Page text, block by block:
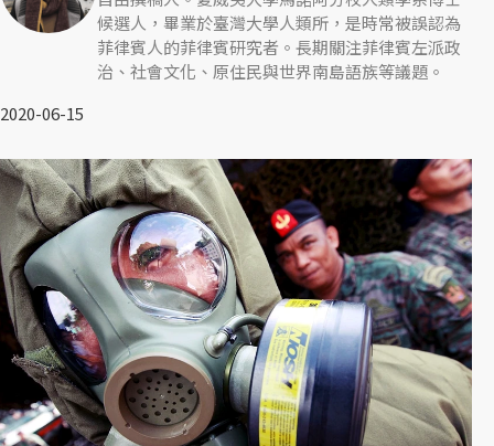
候選人，畢業於臺灣大學人類所，是時常被誤認為
菲律賓人的菲律賓研究者。長期關注菲律賓左派政
治、社會文化、原住民與世界南島語族等議題。
2020-06-15